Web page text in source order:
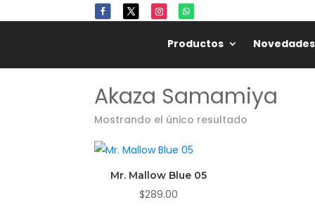
Productos Novedades
Akaza Samamiya
Mostrando el único resultado
Mr. Mallow Blue 05
$289.00